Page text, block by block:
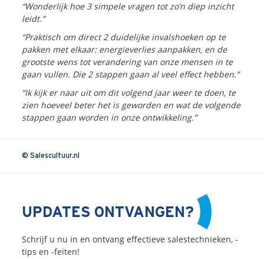
“Wonderlijk hoe 3 simpele vragen tot zo’n diep inzicht
leidt.”
“Praktisch om direct 2 duidelijke invalshoeken op te
pakken met elkaar: energieverlies aanpakken, en de
grootste wens tot verandering van onze mensen in te
gaan vullen. Die 2 stappen gaan al veel effect hebben.”
“Ik kijk er naar uit om dit volgend jaar weer te doen, te
zien hoeveel beter het is geworden en wat de volgende
stappen gaan worden in onze ontwikkeling.”
© Salescultuur.nl
UPDATES ONTVANGEN?
Schrijf u nu in en ontvang effectieve salestechnieken, -
tips en -feiten!